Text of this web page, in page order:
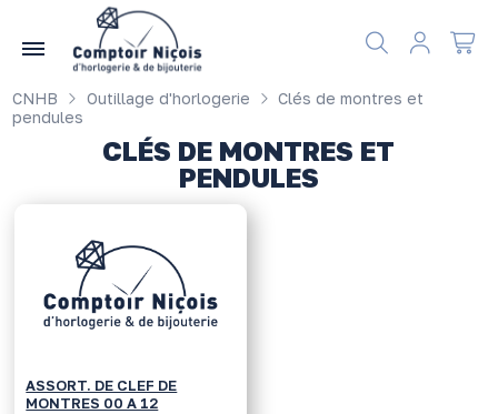
CNHB Outillage d'horlogerie
Clés de montres et
pendules
CLÉS DE MONTRES ET
PENDULES
ASSORT. DE CLEF DE
MONTRES 00 A 12
Gérer les préférences en matière de cookies